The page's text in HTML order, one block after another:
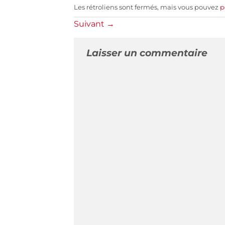
Les rétroliens sont fermés, mais vous pouvez
Suivant →
Laisser un commentaire